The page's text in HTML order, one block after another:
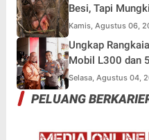
Besi, Tapi
Masih Mengintai
Kamis, Agustus 06,
Ungkap
Mobil L300 dan
Dikembalikan
Selasa, Agustus 04,
PELUANG